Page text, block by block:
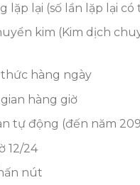
lặp lại (số lần lặp lại
kim (Kim dịch
hàng ngày
hàng giờ
tự động (đến năm
12/24
nút